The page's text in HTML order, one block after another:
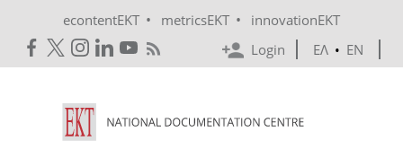
econtentEKT • metricsEKT •
innovationEKT
Login
ΕΛ • EN